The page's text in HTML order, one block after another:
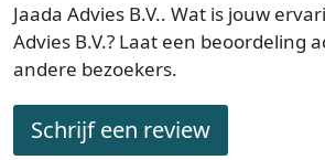
Jaada Advies B.V.. Wat is jouw
Advies B.V.? Laat een beoordeling
andere bezoekers.
Schrijf een review